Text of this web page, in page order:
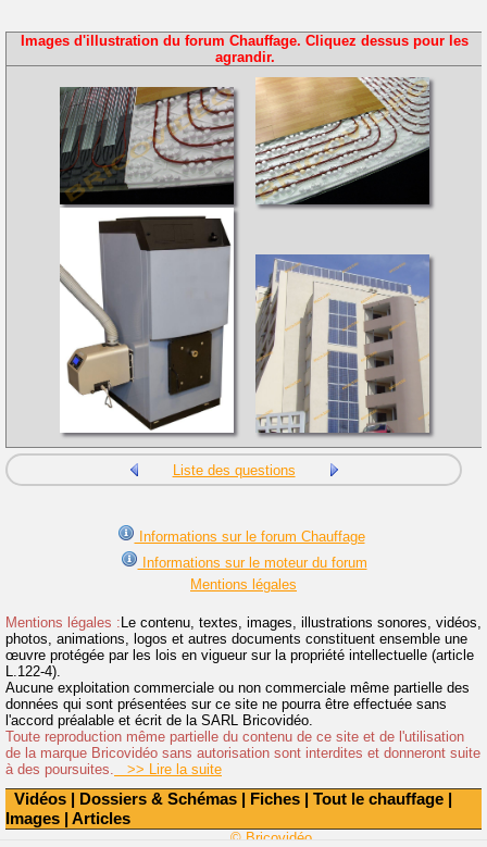
Vidéos | Dossiers & Schémas | Fiches | Tout le chauffage |
Images | Articles
Images d'illustration du forum Chauffage. Cliquez dessus pour les
agrandir.
Liste des questions
Informations sur le forum Chauffage
Informations sur le moteur du forum
Mentions légales
Mentions légales :Le contenu, textes, images, illustrations sonores, vidéos,
photos, animations, logos et autres documents constituent ensemble une
œuvre protégée par les lois en vigueur sur la propriété intellectuelle (article
L.122-4).
Aucune exploitation commerciale ou non commerciale même partielle des
données qui sont présentées sur ce site ne pourra être effectuée sans
l'accord préalable et écrit de la SARL Bricovidéo.
Toute reproduction même partielle du contenu de ce site et de l'utilisation
de la marque Bricovidéo sans autorisation sont interdites et donneront suite
à des poursuites.
>> Lire la suite
© Bricovidéo